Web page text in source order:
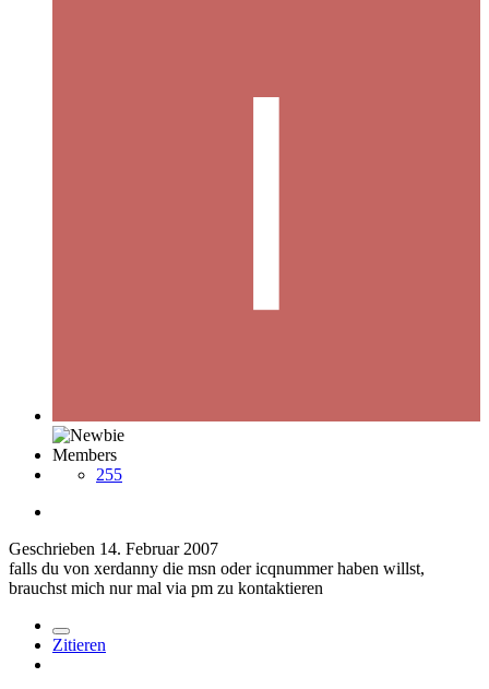
Members
255
Geschrieben 14. Februar 2007
falls du von xerdanny die msn oder icqnummer haben willst,
brauchst mich nur mal via pm zu kontaktieren
Zitieren